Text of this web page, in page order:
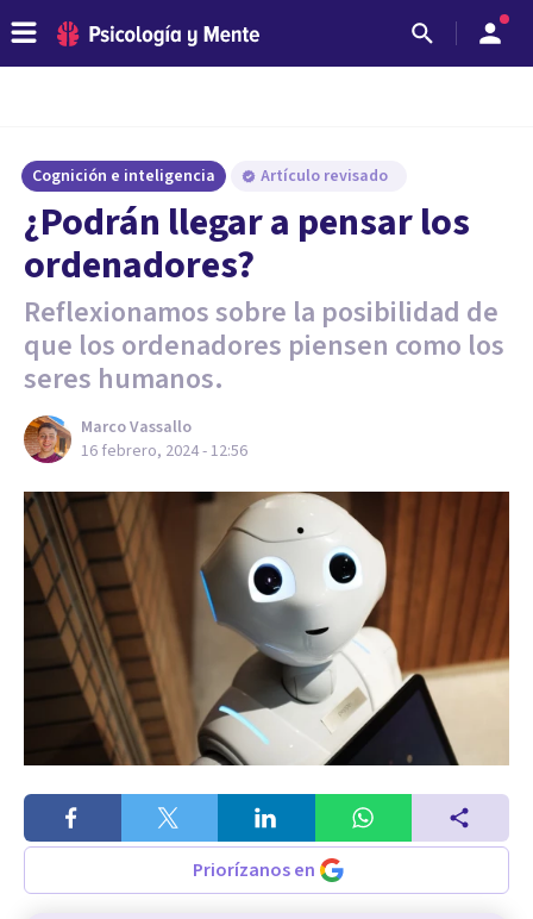
Cognición e inteligencia Artículo revisado
¿Podrán llegar a pensar los
ordenadores?
Reflexionamos sobre la posibilidad de
que los ordenadores piensen como los
seres humanos.
Marco Vassallo
16 febrero, 2024 - 12:56
Priorízanos en